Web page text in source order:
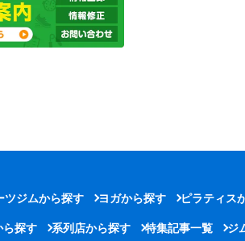
ツジムから探す ヨガから探す ピラティス
ら探す 系列店から探す 特集記事一覧 ジ